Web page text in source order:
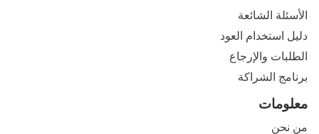
الأسئلة الشائعة
دليل استخدام العود
الطلبات والإرجاع
برنامج الشراكة
معلومات
من نحن